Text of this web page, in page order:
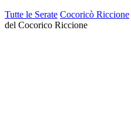
Tutte le Serate Cocoricò Riccione
del Cocorico Riccione